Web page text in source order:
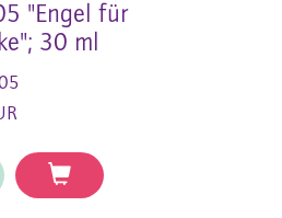
"Engel für
30 ml